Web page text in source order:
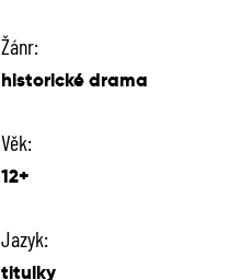
Žánr:
historické drama
Věk:
12+
Jazyk:
titulky